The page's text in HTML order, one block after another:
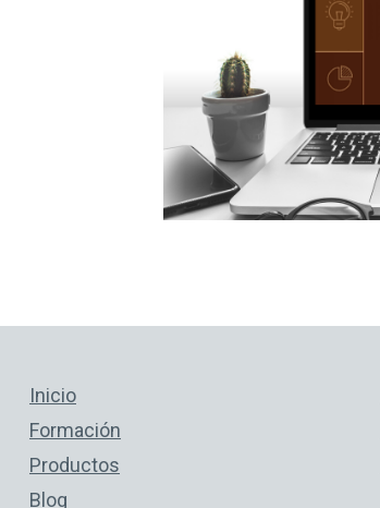
Inicio
Formación
Productos
Blog